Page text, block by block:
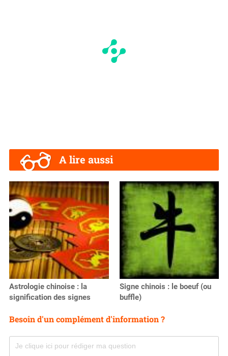
A lire aussi
Astrologie chinoise : la
signification des signes
Signe chinois : le boeuf (ou
buffle)
Besoin d'un complément d'information ?